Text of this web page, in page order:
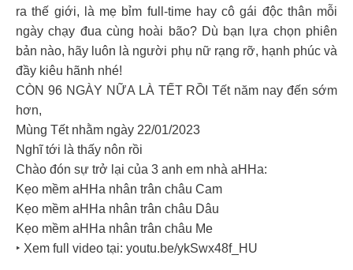
ra thế giới, là mẹ bỉm full-time hay cô gái độc thân mỗi
ngày chạy đua cùng hoài bão? Dù bạn lựa chọn phiên
bản nào, hãy luôn là người phụ nữ rạng rỡ, hạnh phúc và
đầy kiêu hãnh nhé!
CÒN 96 NGÀY NỮA LÀ TẾT RỒI Tết năm nay đến sớm
hơn,
Mùng Tết nhằm ngày 22/01/2023
Nghĩ tới là thấy nôn rồi
Chào đón sự trở lại của 3 anh em nhà aHHa:
Kẹo mềm aHHa nhân trân châu Cam
Kẹo mềm aHHa nhân trân châu Dâu
Kẹo mềm aHHa nhân trân châu Me
‣ Xem full video tại: youtu.be/ykSwx48f_HU